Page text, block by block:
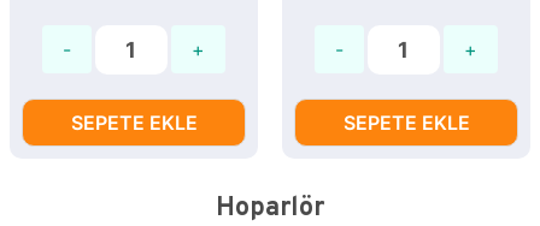
SEPETE EKLE SEPETE EKLE
Hoparlör